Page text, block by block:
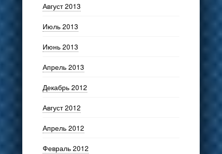
Август 2013
Июль 2013
Июнь 2013
Апрель 2013
Декабрь 2012
Август 2012
Апрель 2012
Февраль 2012